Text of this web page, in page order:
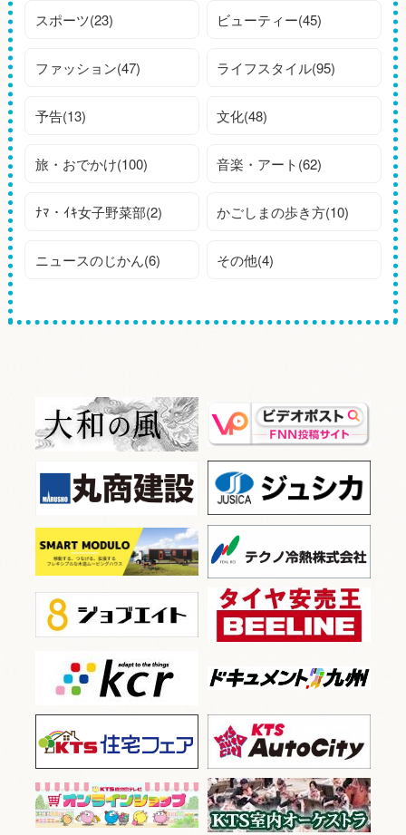
スポーツ(23) ビューティー(45)
ファッション(47) ライフスタイル(95)
予告(13) 文化(48)
旅・おでかけ(100) 音楽・アート(62)
ﾅﾏ・ｲｷ女子野菜部(2) かごしまの歩き方(10)
ニュースのじかん(6) その他(4)